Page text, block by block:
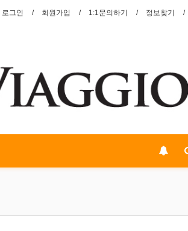
로그인 회원가입 1:1문의하기 정보찾기